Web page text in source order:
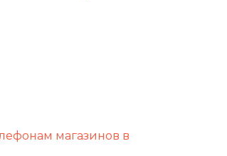
магазинов в